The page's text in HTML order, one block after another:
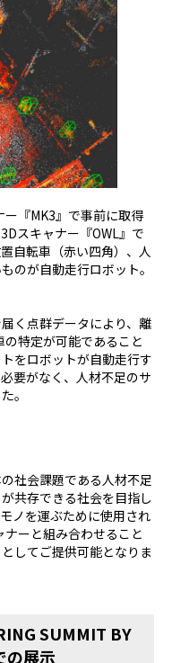
『MK3』で事前に取得
スキャナー『OWL』で
自転車（赤い四角）、人
のが自動走行ロボット。
く点群データにより、離
特定が可能であること
をロボットが自動走行す
要がなく、人材不足のサ
。
社会課題である人材不足
共存できる社会を目指し
ノを運ぶために使用され
ーと組み合わせること
してご提供可能となりま
SUMMIT BY
の展示